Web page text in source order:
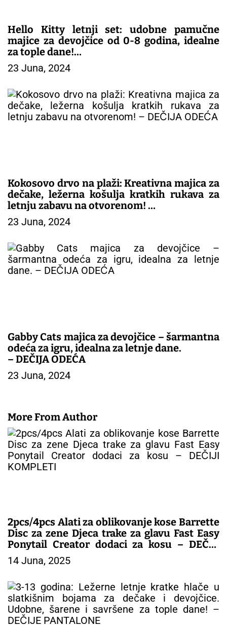
k
a
Hello Kitty letnji set: udobne pamučne
majice za devojčice od 0-8 godina, idealne
za tople dane!
– DEČIJA ODEĆA
23 Juna, 2024
Kokosovo drvo na plaži: Kreativna majica za
dečake, ležerna košulja kratkih rukava za
letnju zabavu na otvorenom!
– DEČIJA ODEĆA
23 Juna, 2024
Gabby Cats majica za devojčice – šarmantna
odeća za igru, idealna za letnje dane.
– DEČIJA ODEĆA
23 Juna, 2024
More From Author
2pcs/4pcs Alati za oblikovanje kose Barrette
Disc za zene Djeca trake za glavu Fast Easy
Ponytail Creator dodaci za kosu – DEČIJI
KOMPLETI
14 Juna, 2025